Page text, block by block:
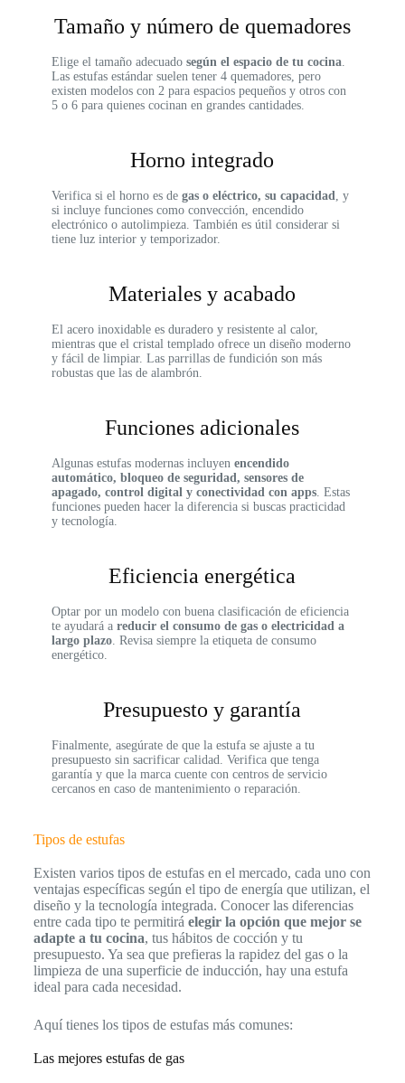
Tamaño y número de quemadores
Elige el tamaño adecuado según el espacio de tu cocina.
Las estufas estándar suelen tener 4 quemadores, pero
existen modelos con 2 para espacios pequeños y otros con
5 o 6 para quienes cocinan en grandes cantidades.
Horno integrado
Verifica si el horno es de gas o eléctrico, su capacidad, y
si incluye funciones como convección, encendido
electrónico o autolimpieza. También es útil considerar si
tiene luz interior y temporizador.
Materiales y acabado
El acero inoxidable es duradero y resistente al calor,
mientras que el cristal templado ofrece un diseño moderno
y fácil de limpiar. Las parrillas de fundición son más
robustas que las de alambrón.
Funciones adicionales
Algunas estufas modernas incluyen encendido
automático, bloqueo de seguridad, sensores de
apagado, control digital y conectividad con apps. Estas
funciones pueden hacer la diferencia si buscas practicidad
y tecnología.
Eficiencia energética
Optar por un modelo con buena clasificación de eficiencia
te ayudará a reducir el consumo de gas o electricidad a
largo plazo. Revisa siempre la etiqueta de consumo
energético.
Presupuesto y garantía
Finalmente, asegúrate de que la estufa se ajuste a tu
presupuesto sin sacrificar calidad. Verifica que tenga
garantía y que la marca cuente con centros de servicio
cercanos en caso de mantenimiento o reparación.
Tipos de estufas
Existen varios tipos de estufas en el mercado, cada uno con
ventajas específicas según el tipo de energía que utilizan, el
diseño y la tecnología integrada. Conocer las diferencias
entre cada tipo te permitirá elegir la opción que mejor se
adapte a tu cocina, tus hábitos de cocción y tu
presupuesto. Ya sea que prefieras la rapidez del gas o la
limpieza de una superficie de inducción, hay una estufa
ideal para cada necesidad.
Aquí tienes los tipos de estufas más comunes:
Las mejores estufas de gas